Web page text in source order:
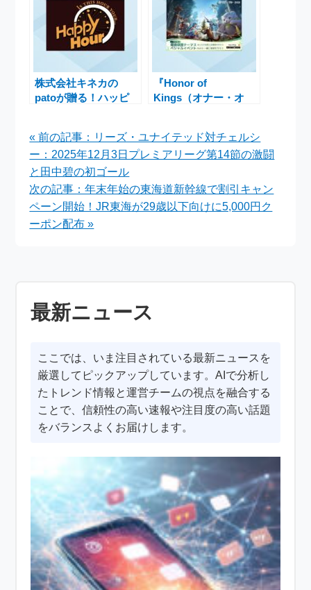
株式会社キネカの
patoが贈る！ハッピ
『Honor of
Kings（オナー・オ
開始し、サステナブル
な未来を支援
« 前の記事：リーズ・ユナイテッド対チェルシ
ー：2025年12月3日プレミアリーグ第14節の激闘
と田中碧の初ゴール
次の記事：年末年始の東海道新幹線で割引キャン
ペーン開始！JR東海が29歳以下向けに5,000円ク
ーポン配布 »
最新ニュース
ここでは、いま注目されている最新ニュースを
厳選してピックアップしています。AIで分析し
たトレンド情報と運営チームの視点を融合する
ことで、信頼性の高い速報や注目度の高い話題
をバランスよくお届けします。